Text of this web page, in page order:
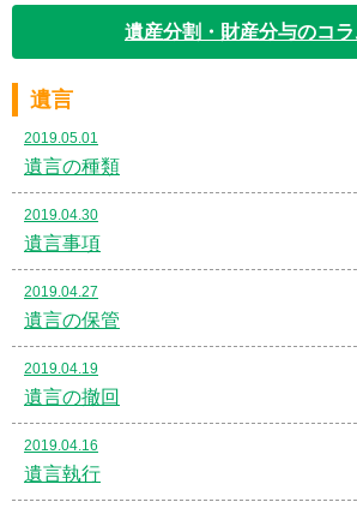
遺産分割・財産分与のコ
遺言
2019.05.01
遺言の種類
2019.04.30
遺言事項
2019.04.27
遺言の保管
2019.04.19
遺言の撤回
2019.04.16
遺言執行